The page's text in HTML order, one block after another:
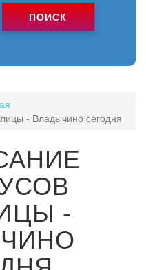
ПОИСК
- Владычино сегодня
-